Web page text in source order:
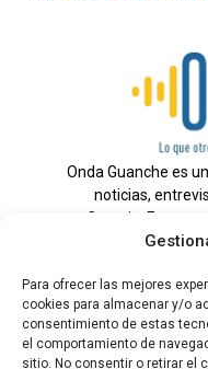
Para ofrecer las mejores
cookies para almacenar y/o
consentimiento de estas
el comportamiento de
sitio. No consentir o retirar el
Onda Guanche es
noticias,
Canaria.
información veraz
Todos los derechos reservados.